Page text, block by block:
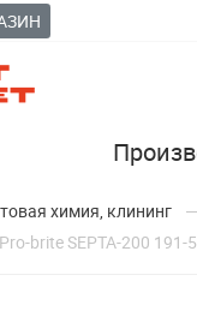
химия, клининг
brite SEPTA-200